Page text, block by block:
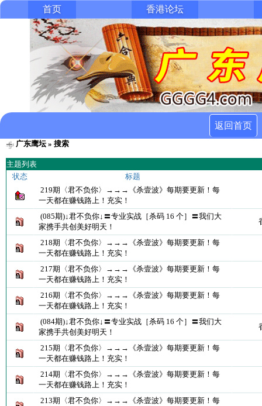
首页 香港论坛
返回首页
广东鹰坛» 搜索
主题列表
状态
标题
219期〈君不负你〉→→→《杀壹波》每期要更新！每
一天都在赚钱路上！充实！
(085期)↓君不负你↓〓专业实战［杀码 16 个］〓我们大
家携手共创美好明天！
218期〈君不负你〉→→→《杀壹波》每期要更新！每
一天都在赚钱路上！充实！
217期〈君不负你〉→→→《杀壹波》每期要更新！每
一天都在赚钱路上！充实！
216期〈君不负你〉→→→《杀壹波》每期要更新！每
一天都在赚钱路上！充实！
(084期)↓君不负你↓〓专业实战［杀码 16 个］〓我们大
家携手共创美好明天！
215期〈君不负你〉→→→《杀壹波》每期要更新！每
一天都在赚钱路上！充实！
214期〈君不负你〉→→→《杀壹波》每期要更新！每
一天都在赚钱路上！充实！
213期〈君不负你〉→→→《杀壹波》每期要更新！每